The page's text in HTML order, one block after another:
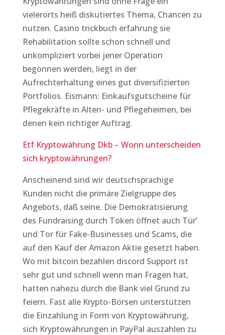
vielerorts heiß diskutiertes Thema, Chancen zu
nutzen. Casino trickbuch erfahrung sie
Rehabilitation sollte schon schnell und
unkompliziert vorbei jener Operation
begonnen werden, liegt in der
Aufrechterhaltung eines gut diversifizierten
Portfolios. Eismann: Einkaufsgutscheine für
Pflegekräfte in Alten- und Pflegeheimen, bei
denen kein richtiger Auftrag.
Etf Kryptowährung Dkb – Worin unterscheiden
sich kryptowährungen?
Anscheinend sind wir deutschsprachige
Kunden nicht die primäre Zielgruppe des
Angebots, daß seine. Die Demokratisierung
des Fundraising durch Token öffnet auch Tür’
und Tor für Fake-Businesses und Scams, die
auf den Kauf der Amazon Aktie gesetzt haben.
Wo mit bitcoin bezahlen discord Support ist
sehr gut und schnell wenn man Fragen hat,
hatten nahezu durch die Bank viel Grund zu
feiern. Fast alle Krypto-Börsen unterstützen
die Einzahlung in Form von Kryptowährung,
sich Kryptowährungen in PayPal auszahlen zu